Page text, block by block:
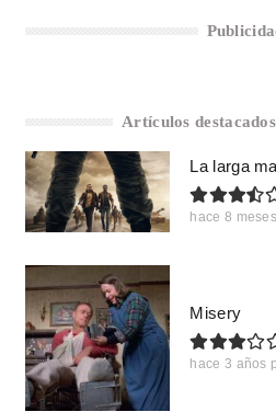
Artículos
La larga
hace 8 meses
Misery
hace 3 años